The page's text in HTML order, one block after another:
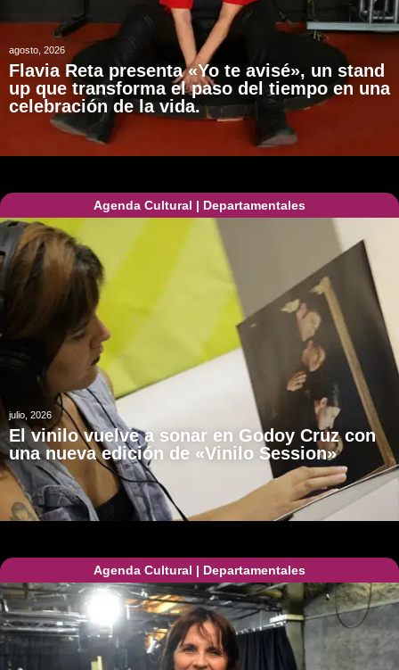
agosto, 2026
Flavia Reta presenta «Yo te avisé», un stand
up que transforma el paso del tiempo en una
celebración de la vida.
Agenda Cultural | Departamentales
julio, 2026
El vinilo vuelve a sonar en Godoy Cruz con
una nueva edición de «Vinilo Session»
Agenda Cultural | Departamentales